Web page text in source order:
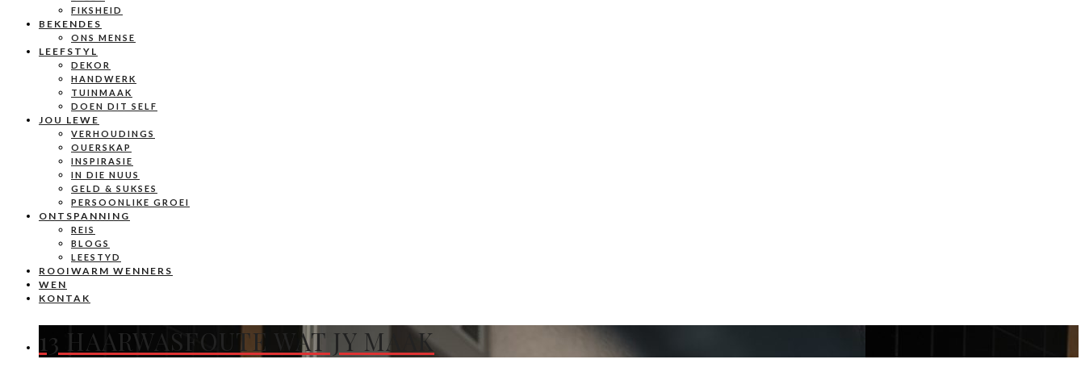
FIKSHEID
BEKENDES
ONS MENSE
LEEFSTYL
DEKOR
HANDWERK
TUINMAAK
DOEN DIT SELF
JOU LEWE
VERHOUDINGS
OUERSKAP
INSPIRASIE
IN DIE NUUS
GELD & SUKSES
PERSOONLIKE GROEI
ONTSPANNING
REIS
BLOGS
LEESTYD
ROOIWARM WENNERS
WEN
KONTAK
13 HAARWASFOUTE WAT JY MAAK